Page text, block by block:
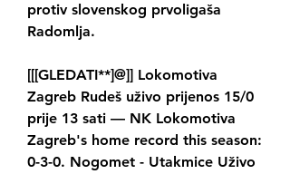
protiv slovenskog prvoligaša
Radomlja.
[[[GLEDATI**]@]] Lokomotiva
Zagreb Rudeš uživo prijenos 15/0
prije 13 sati — NK Lokomotiva
Zagreb's home record this season:
0-3-0. Nogomet - Utakmice Uživo